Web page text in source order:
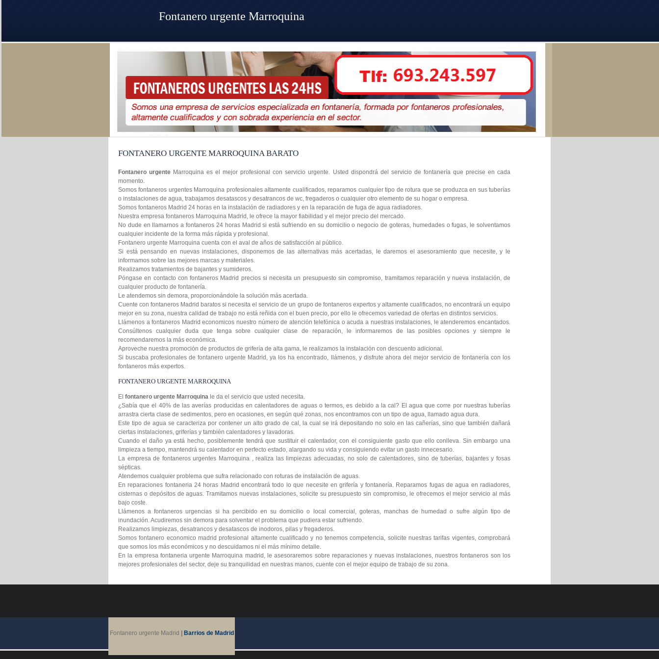
FONTANERO URGENTE MARROQUINA BARATO
Fontanero urgente Marroquina es el mejor profesional con servicio urgente. Usted dispondrá del servicio de fontanería que precise en cada
momento.
Somos fontaneros urgentes Marroquina profesionales altamente cualificados, reparamos cualquier tipo de rotura que se produzca en sus tuberías
o instalaciones de agua, trabajamos desatascos y desatrancos de wc, fregaderos o cualquier otro elemento de su hogar o empresa.
Somos fontaneros Madrid 24 horas en la instalación de radiadores y en la reparación de fuga de agua radiadores.
Nuestra empresa fontaneros Marroquina Madrid, le ofrece la mayor fiabilidad y el mejor precio del mercado.
No dude en llamarnos a fontaneros 24 horas Madrid si está sufriendo en su domicilio o negocio de goteras, humedades o fugas, le solventamos
cualquier incidente de la forma más rápida y profesional.
Fontanero urgente Marroquina cuenta con el aval de años de satisfacción al público.
Si está pensando en nuevas instalaciones, disponemos de las alternativas más acertadas, le daremos el asesoramiento que necesite, y le
informamos sobre las mejores marcas y materiales.
Realizamos tratamientos de bajantes y sumideros.
Póngase en contacto con fontaneros Madrid precios si necesita un presupuesto sin compromiso, tramitamos reparación y nueva instalación, de
cualquier producto de fontanería.
Le atendemos sin demora, proporcionándole la solución más acertada.
Cuente con fontaneros Madrid baratos si necesita el servicio de un grupo de fontaneros expertos y altamente cualificados, no encontrará un equipo
mejor en su zona, nuestra calidad de trabajo no está reñida con el buen precio, por ello le ofrecemos variedad de ofertas en distintos servicios.
Llámenos a fontaneros Madrid economicos nuestro número de atención telefónica o acuda a nuestras instalaciones, le atenderemos encantados.
Consúltenos cualquier duda que tenga sobre cualquier clase de reparación, le informaremos de las posibles opciones y siempre le
recomendaremos la más económica.
Aproveche nuestra promoción de productos de grifería de alta gama, le realizamos la instalación con descuento adicional.
Si buscaba profesionales de fontanero urgente Madrid, ya los ha encontrado, llámenos, y disfrute ahora del mejor servicio de fontanería con los
fontaneros más expertos.
FONTANERO URGENTE MARROQUINA
El fontanero urgente Marroquina le da el servicio que usted necesita.
¿Sabía que el 40% de las averías producidas en calentadores de aguas o termos, es debido a la cal? El agua que corre por nuestras tuberías
arrastra cierta clase de sedimentos, pero en ocasiones, en según qué zonas, nos encontramos con un tipo de agua, llamado agua dura.
Este tipo de agua se caracteriza por contener un alto grado de cal, la cual se irá depositando no solo en las cañerías, sino que también dañará
ciertas instalaciones, griferías y también calentadores y lavadoras.
Cuando el daño ya está hecho, posiblemente tendrá que sustituir el calentador, con el consiguiente gasto que ello conlleva. Sin embargo una
limpieza a tiempo, mantendrá su calentador en perfecto estado, alargando su vida y consiguiendo evitar un gasto innecesario.
La empresa de fontaneros urgentes Marroquina , realiza las limpiezas adecuadas, no solo de calentadores, sino de tuberías, bajantes y fosas
sépticas.
Atendemos cualquier problema que sufra relacionado con roturas de instalación de aguas.
En reparaciones fontaneria 24 horas Madrid encontrará todo lo que necesite en grifería y fontanería. Reparamos fugas de agua en radiadores,
cisternas o depósitos de aguas. Tramitamos nuevas instalaciones, solicite su presupuesto sin compromiso, le ofrecemos el mejor servicio al más
bajo coste.
Llámenos a fontaneros urgencias si ha percibido en su domicilio o local comercial, goteras, manchas de humedad o sufre algún tipo de
inundación. Acudiremos sin demora para solventar el problema que pudiera estar sufriendo.
Realizamos limpiezas, desatrancos y desatascos de inodoros, pilas y fregaderos.
Somos fontanero economico madrid profesional altamente cualificado y no tenemos competencia, solicite nuestras tarifas vigentes, comprobará
que somos los más económicos y no descuidamos ni el más mínimo detalle.
En la empresa fontaneria urgente Marroquina madrid, le asesoraremos sobre reparaciones y nuevas instalaciones, nuestros fontaneros son los
mejores profesionales del sector, deje su tranquilidad en nuestras manos, cuente con el mejor equipo de trabajo de su zona.
Fontanero urgente Madrid Barrios de Madrid
Fontanero urgente Marroquina